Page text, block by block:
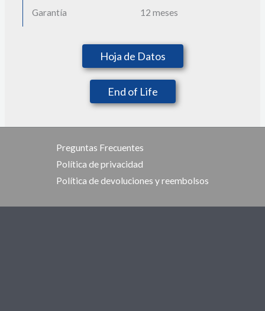
Garantía 12 meses
Hoja de Datos
End of Life
Preguntas Frecuentes
Política de privacidad
Política de devoluciones y reembolsos